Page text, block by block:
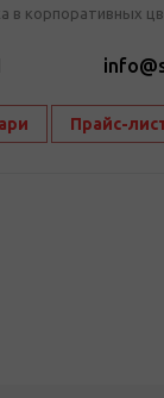
в корпоративных
Прайс-